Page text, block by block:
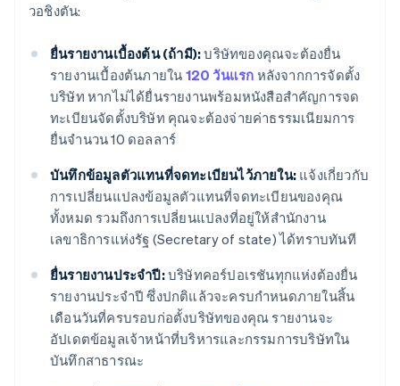
วอชิงตัน:
ยื่นรายงานเบื้องต้น (ถ้ามี):บริษัทของคุณจะต้องยื่น
รายงานเบื้องต้นภายใน 120 วันแรก หลังจากการจัดตั้ง
บริษัท หากไม่ได้ยื่นรายงานพร้อมหนังสือสำคัญการจด
ทะเบียนจัดตั้งบริษัท คุณจะต้องจ่ายค่าธรรมเนียมการ
ยื่นจำนวน 10 ดอลลาร์
บันทึกข้อมูลตัวแทนที่จดทะเบียนไว้ภายใน: แจ้งเกี่ยวกับ
การเปลี่ยนแปลงข้อมูลตัวแทนที่จดทะเบียนของคุณ
ทั้งหมด รวมถึงการเปลี่ยนแปลงที่อยู่ให้สำนักงาน
เลขาธิการแห่งรัฐ (Secretary of state) ได้ทราบทันที
ยื่นรายงานประจำปี:บริษัทคอร์ปอเรชันทุกแห่งต้องยื่น
รายงานประจำปี ซึ่งปกติแล้วจะครบกำหนดภายในสิ้น
เดือนวันที่ครบรอบก่อตั้งบริษัทของคุณ รายงานจะ
อัปเดตข้อมูลเจ้าหน้าที่บริหารและกรรมการบริษัทใน
บันทึกสาธารณะ